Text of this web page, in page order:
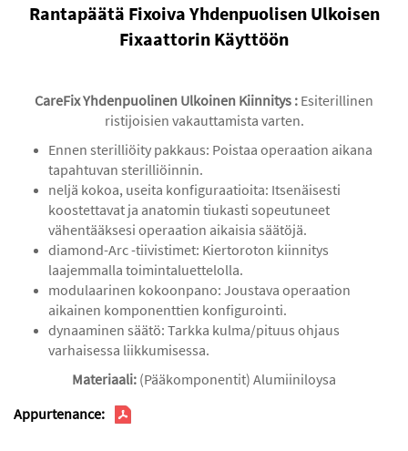
Rantapäätä Fixoiva Yhdenpuolisen Ulkoisen
Fixaattorin Käyttöön
CareFix Yhdenpuolinen Ulkoinen Kiinnitys : Esiterillinen
ristijoisien vakauttamista varten.
‌Ennen sterilliöity pakkaus‌: Poistaa operaation aikana
tapahtuvan sterilliöinnin.
neljä kokoa, useita konfiguraatioita: Itsenäisesti
koostettavat ja anatomin tiukasti sopeutuneet
vähentääksesi operaation aikaisia säätöjä.
diamond-Arc -tiivistimet: Kiertoroton kiinnitys
laajemmalla toimintaluettelolla.
modulaarinen kokoonpano: Joustava operaation
aikainen komponenttien konfigurointi.
dynaaminen säätö: Tarkka kulma/pituus ohjaus
varhaisessa liikkumisessa.
Materiaali: (Pääkomponentit) Alumiiniloysa
Appurtenance: